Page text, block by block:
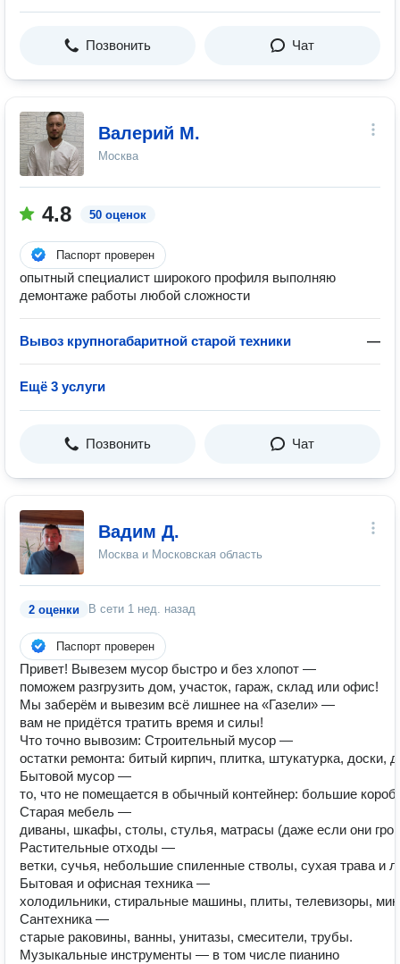
Позвонить Чат
Валерий М.
Москва
4.8 50 оценок
Паспорт проверен
опытный специалист широкого профиля выполняю
демонтаже работы любой сложности
Вывоз крупногабаритной старой техники —
Ещё 3 услуги
Позвонить Чат
Вадим Д.
Москва и Московская область
2 оценки В сети 1 нед. назад
Паспорт проверен
Привет! Вывезем мусор быстро и без хлопот —
поможем разгрузить дом, участок, гараж, склад или офис!
Мы заберём и вывезим всё лишнее на «Газели» —
вам не придётся тратить время и силы!
Что точно вывозим: Строительный мусор —
остатки ремонта: битый кирпич, плитка, штукатурка, доски,
Бытовой мусор —
то, что не помещается в обычный контейнер: большие
Старая мебель —
диваны, шкафы, столы, стулья, матрасы (даже если они
Растительные отходы —
ветки, сучья, небольшие спиленные стволы, сухая трава и
Бытовая и офисная техника —
холодильники, стиральные машины, плиты, телевизоры,
Сантехника —
старые раковины, ванны, унитазы, смесители, трубы.
Музыкальные инструменты — в том числе пианино